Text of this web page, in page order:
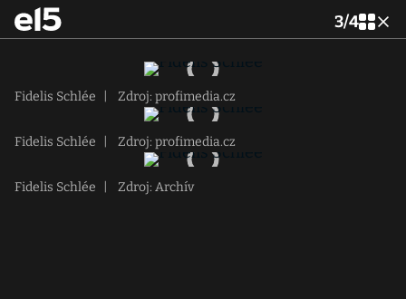
3/4
Fidelis Schlée Zdroj: profimedia.cz
Fidelis Schlée Zdroj: profimedia.cz
Fidelis Schlée Zdroj: Archív